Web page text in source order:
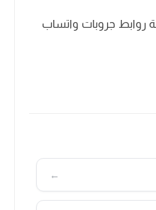
روابط جروبات واتساب
←